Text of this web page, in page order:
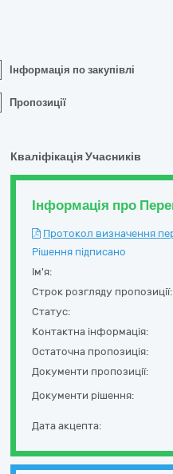
Інформація по закупівлі
Пропозиції
Кваліфікація Учасників
Інформація про
Протокол визначення
Рішення підписано
Ім'я:
Строк розгляду пропозиції:
Статус:
Контактна інформація:
Остаточна пропозиція:
Документи пропозиції:
Документи рішення:
Дата акцепта: